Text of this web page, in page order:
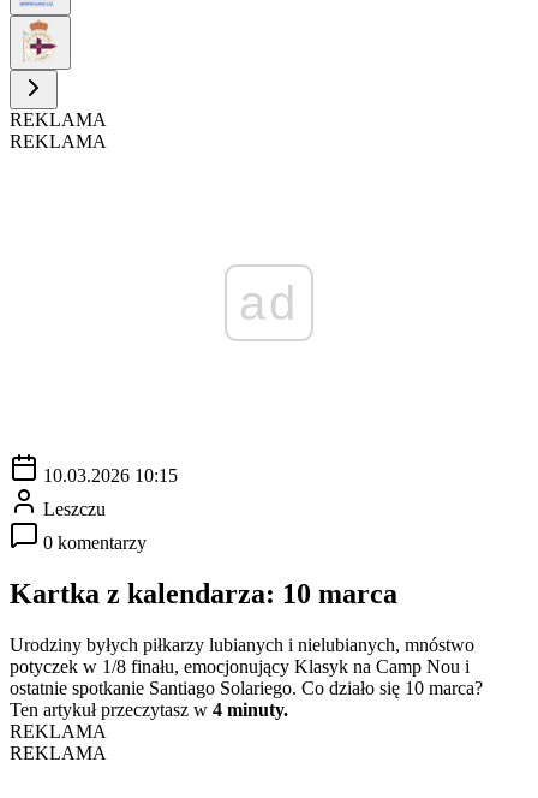
REKLAMA
REKLAMA
ad
10.03.2026 10:15
Leszczu
0 komentarzy
Kartka z kalendarza: 10 marca
Urodziny byłych piłkarzy lubianych i nielubianych, mnóstwo
potyczek w 1/8 finału, emocjonujący Klasyk na Camp Nou i
ostatnie spotkanie Santiago Solariego. Co działo się 10 marca?
Ten artykuł przeczytasz w 4 minuty.
REKLAMA
REKLAMA